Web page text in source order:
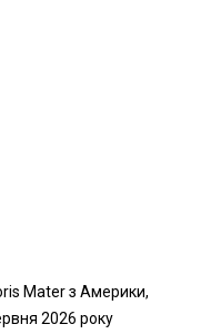
Mater з Америки,
2026 року